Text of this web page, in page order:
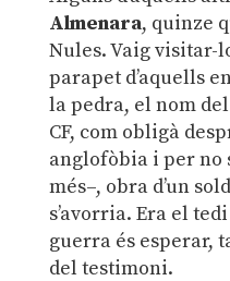
Almenara, quinze
Nules. Vaig visitar-
parapet d’aquells
la pedra, el nom
CF, com obligà
anglofòbia i per no
més–, obra d’un
s’avorria. Era el
guerra és esperar,
del testimoni.